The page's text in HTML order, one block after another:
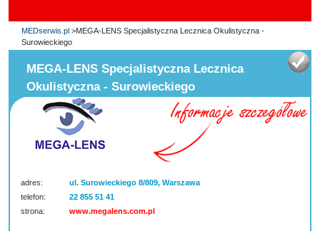
MEDserwis.pl >MEGA-LENS Specjalistyczna Lecznica Okulistyczna -
Surowieckiego
MEGA-LENS Specjalistyczna Lecznica
Okulistyczna - Surowieckiego
adres:
ul. Surowieckiego 8/809, Warszawa
telefon:
22 855 51 41
strona:
www.megalens.com.pl